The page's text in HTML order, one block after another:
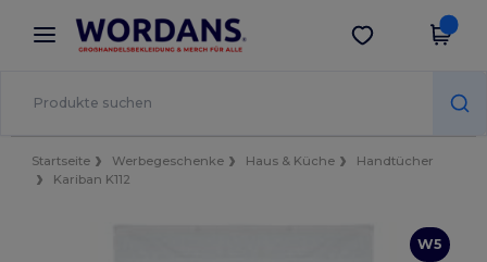
× Wordans App
Bessere Preise in der App!
App holen
Startseite Werbegeschenke Haus & Küche
Handtücher
Kariban K112
W5